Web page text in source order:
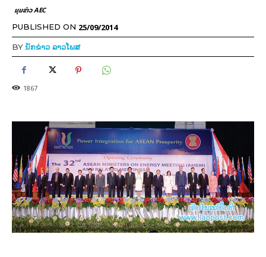
ມຸມຂ່າວ AEC
PUBLISHED ON 25/09/2014
BYນັກຂ່າວ ລາວໂພສ
1867